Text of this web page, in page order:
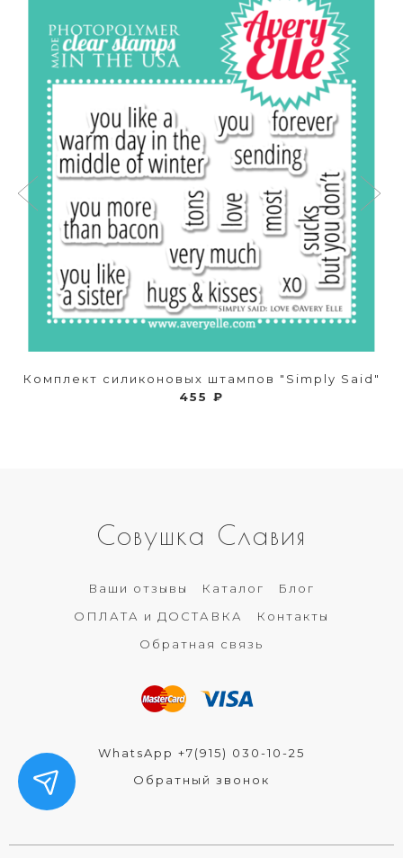
Комплект силиконовых штампов "Simply Said"
455 ₽
Совушка Славия
Ваши отзывы Каталог
Блог
ОПЛАТА и ДОСТАВКА
Контакты
Обратная связь
WhatsApp +7(915) 030-10-25
Обратный звонок